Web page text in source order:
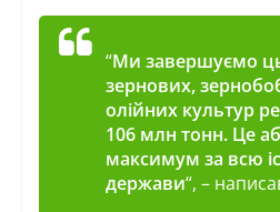
“Ми завершуємо
зернових,
олійних культур
106 млн тонн. Це
максимум за всю
держави“, –